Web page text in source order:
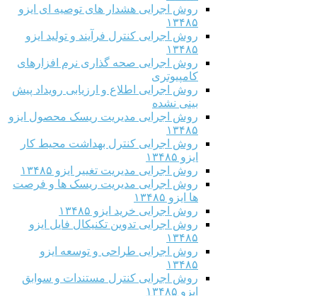
روش اجرایی هشدار های توصیه ای ایزو
۱۳۴۸۵
روش اجرایی کنترل فرآیند و تولید ایزو
۱۳۴۸۵
روش اجرایی صحه گذاری نرم افزارهای
کامپیوتری
روش اجرایی اطلاع و ارزیابی رویداد پیش
بینی نشده
روش اجرایی مدیریت ریسک محصول ایزو
۱۳۴۸۵
روش اجرایی کنترل بهداشت محیط کار
ایزو ۱۳۴۸۵
روش اجرایی مدیریت تغییر ایزو ۱۳۴۸۵
روش اجرایی مدیریت ریسک ها و فرصت
ها ایزو ۱۳۴۸۵
روش اجرایی خرید ایزو ۱۳۴۸۵
روش اجرایی تدوین تکنیکال فایل ایزو
۱۳۴۸۵
روش اجرایی طراحی و توسعه ایزو
۱۳۴۸۵
روش اجرایی کنترل مستندات و سوابق
ایزو ۱۳۴۸۵